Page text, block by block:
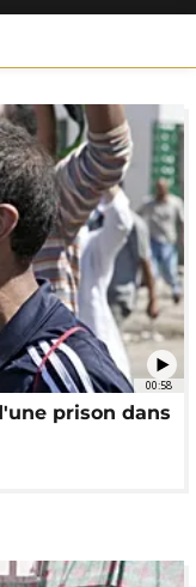
00:58
prison dans